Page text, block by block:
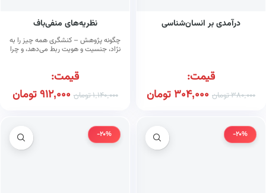
درآمدی بر انسان‌شناسی
قیمت:
380,000تومان 304,000تومان
نظریه‌های منفی‌باف
چگونه پژوهش – کنشگری همه چیز را به
نژاد، جنسیت و هویت ربط می‌دهد، و چرا
قیمت:
1,140,000تومان 912,000تومان
-20%
-20%